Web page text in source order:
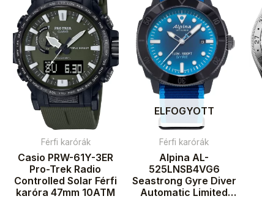
Férfi karórák
Casio PRW-61Y-3ER
Pro-Trek Radio
Controlled Solar Férfi
karóra 47mm 10ATM
ELFOGYOTT
Férfi karórák
Alpina AL-
525LNSB4VG6
Seastrong Gyre Diver
Automatic Limited